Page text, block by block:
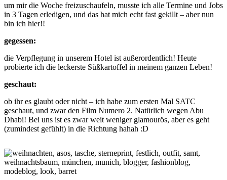
um mir die Woche freizuschaufeln, musste ich alle Termine und Jobs
in 3 Tagen erledigen, und das hat mich echt fast gekillt – aber nun
bin ich hier!!
gegessen:
die Verpflegung in unserem Hotel ist außerordentlich! Heute
probierte ich die leckerste Süßkartoffel in meinem ganzen Leben!
geschaut:
ob ihr es glaubt oder nicht – ich habe zum ersten Mal SATC
geschaut, und zwar den Film Numero 2. Natürlich wegen Abu
Dhabi! Bei uns ist es zwar weit weniger glamourös, aber es geht
(zumindest gefühlt) in die Richtung hahah :D